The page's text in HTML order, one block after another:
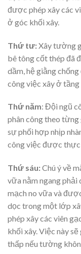
được phép xây các
ở góc khối xây.
Thứ tư:Xây tường
bê tông cốt thép đã
dầm, hệ giằng
công việc xây ở
Thứ năm: Đội ngũ
phân công theo từng
sự phối hợp nhịp
công việc được thực
Thứ sáu:Chú ý về
vữa nằm ngang phải
mạch no vữa và
dọc trong một lớp
phép xây các viên
khối xây. Việc này
thấp nếu tường